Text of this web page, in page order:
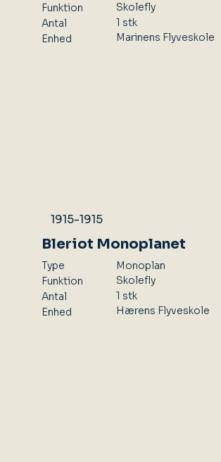
Funktion
Antal
Enhed
Skolefly
1 stk
Marinens Flyveskole
1915-1915
Bleriot Monoplanet
Type
Funktion
Antal
Enhed
Monoplan
Skolefly
1 stk
Hærens Flyveskole